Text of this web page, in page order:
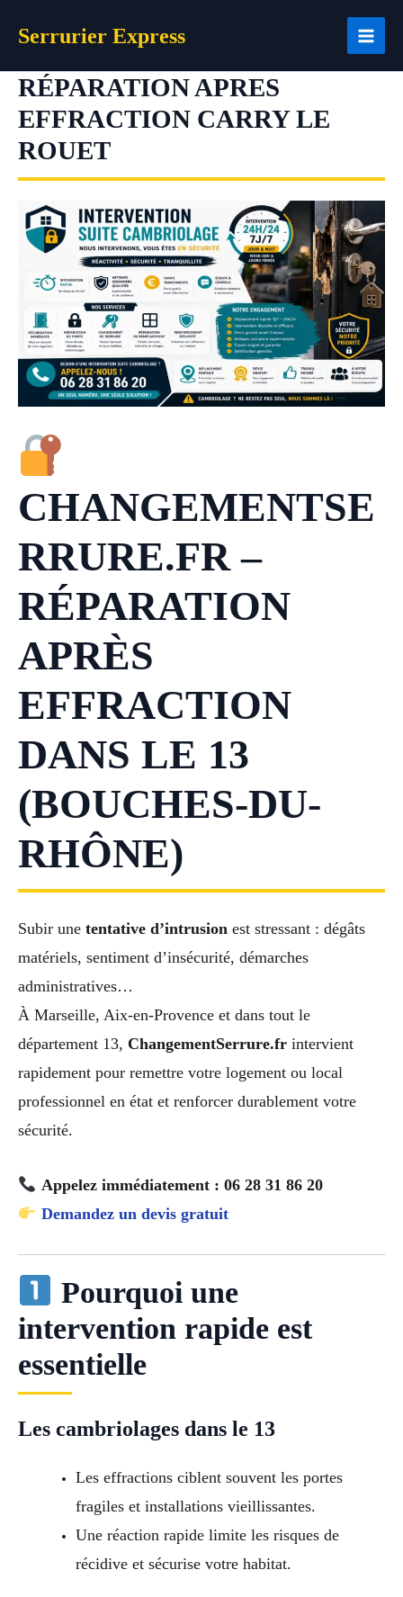
Serrurier Express
RÉPARATION APRES
EFFRACTION CARRY LE
ROUET
CHANGEMENTSE
RRURE.FR –
RÉPARATION
APRÈS
EFFRACTION
DANS LE 13
(BOUCHES-DU-
RHÔNE)
Subir une tentative d’intrusion est stressant : dégâts
matériels, sentiment d’insécurité, démarches
administratives…
À Marseille, Aix-en-Provence et dans tout le
département 13, ChangementSerrure.fr intervient
rapidement pour remettre votre logement ou local
professionnel en état et renforcer durablement votre
sécurité.
Appelez immédiatement : 06 28 31 86 20
Demandez un devis gratuit
Pourquoi une
intervention rapide est
essentielle
Les cambriolages dans le 13
Les effractions ciblent souvent les portes
fragiles et installations vieillissantes.
Une réaction rapide limite les risques de
récidive et sécurise votre habitat.